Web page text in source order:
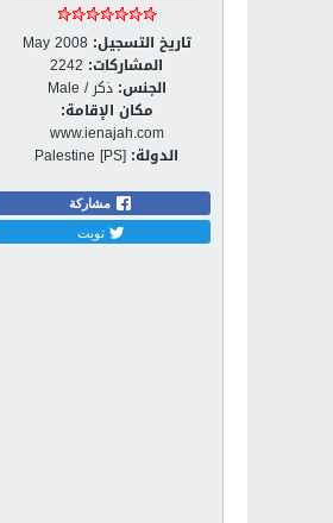
تاريخ التسجيل: May 2008
المشاركات: 2242
الجنس: ذكر / Male
مكان الإقامة:
www.ienajah.com
الدولة: Palestine [PS]
مشاركة
تويت